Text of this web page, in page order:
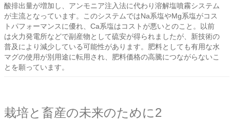
酸排出量が増加し、アンモニア注入法に代わり溶解塩噴霧システム
が主流となっています。このシステムではNa系塩やMg系塩がコス
トパフォーマンスに優れ、Ca系塩はコストが悪いとのこと。以前
は火力発電所などで副産物として硫安が得られましたが、新技術の
普及により減少している可能性があります。肥料としても有用な水
マグの使用が別用途に転用され、肥料価格の高騰につながらないこ
とを願っています。
栽培と畜産の未来のために2